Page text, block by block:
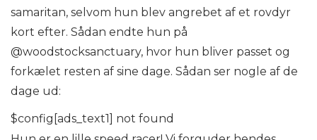
samaritan, selvom hun blev angrebet af et rovdyr
kort efter. Sådan endte hun på
@woodstocksanctuary, hvor hun bliver passet og
forkælet resten af ​​sine dage. Sådan ser nogle af de
dage ud:
$config[ads_text1] not found